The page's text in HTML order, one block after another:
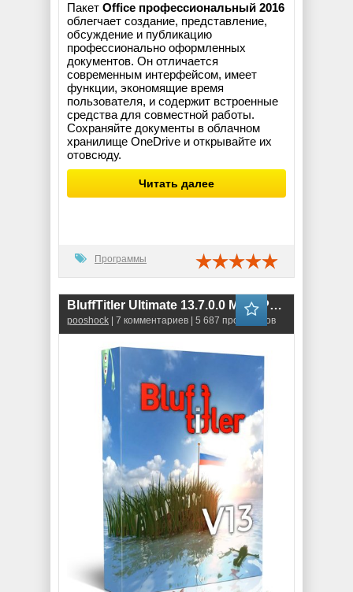
Пакет Office профессиональный 2016
облегчает создание, представление,
обсуждение и публикацию
профессионально оформленных
документов. Он отличается
современным интерфейсом, имеет
функции, экономящие время
пользователя, и содержит встроенные
средства для совместной работы.
Сохраняйте документы в облачном
хранилище OneDrive и открывайте их
отовсюду.
Читать далее
Программы
BluffTitler Ultimate 13.7.0.0 MegaPack
pooshock | 7 комментариев | 5 687 просмотров